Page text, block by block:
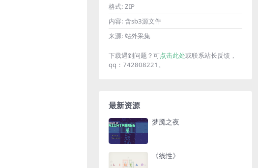
格式: ZIP
内容: 含sb3源文件
来源: 站外采集
下载遇到问题？可点击此处或联系站长反馈，
qq：742808221。
最新资源
梦魇之夜
《线性》